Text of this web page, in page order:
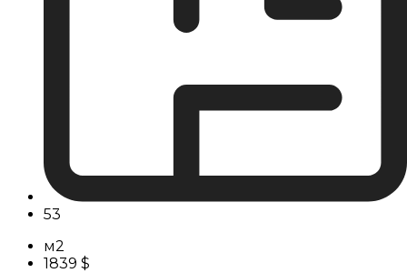
53
м2
1839 $